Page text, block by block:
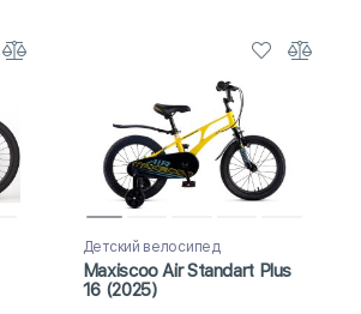
Детский велосипед
Maxiscoo Air Standart Plus
16 (2025)